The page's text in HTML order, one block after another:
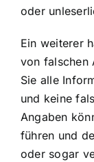
oder
Ein weiterer
von falschen
Sie alle
und keine
Angaben
führen und
oder sogar